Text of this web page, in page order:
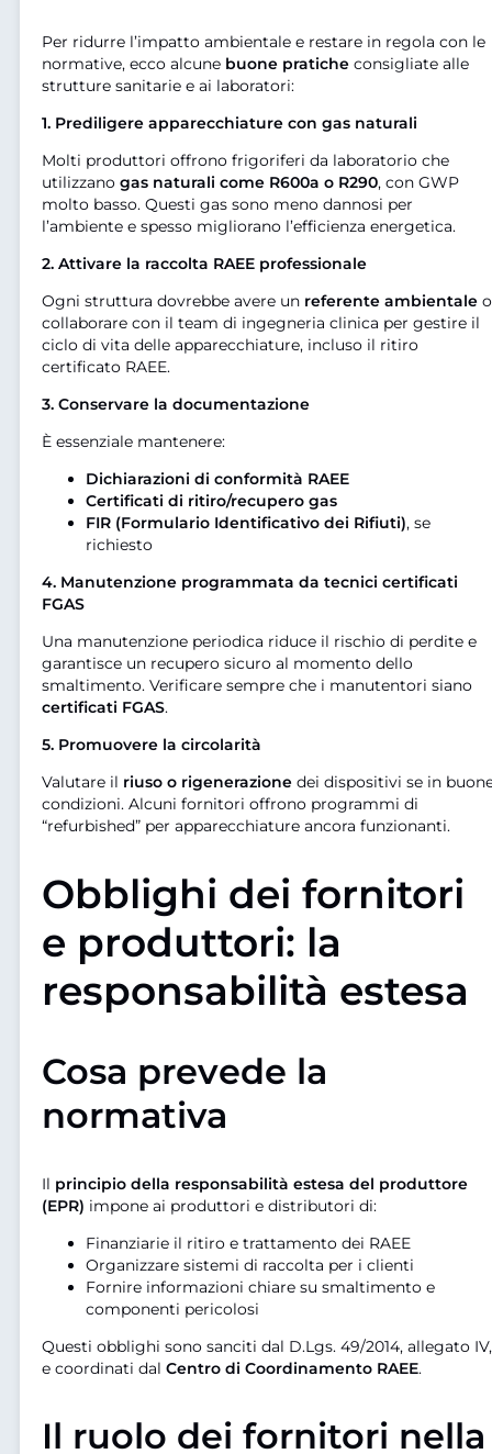
Per ridurre l’impatto ambientale e restare in regola con le
normative, ecco alcune buone pratiche consigliate alle
strutture sanitarie e ai laboratori:
1. Prediligere apparecchiature con gas naturali
Molti produttori offrono frigoriferi da laboratorio che
utilizzano gas naturali come R600a o R290, con GWP
molto basso. Questi gas sono meno dannosi per
l’ambiente e spesso migliorano l’efficienza energetica.
2. Attivare la raccolta RAEE professionale
Ogni struttura dovrebbe avere un referente ambientale o
collaborare con il team di ingegneria clinica per gestire il
ciclo di vita delle apparecchiature, incluso il ritiro
certificato RAEE.
3. Conservare la documentazione
È essenziale mantenere:
Dichiarazioni di conformità RAEE
Certificati di ritiro/recupero gas
FIR (Formulario Identificativo dei Rifiuti), se
richiesto
4. Manutenzione programmata da tecnici certificati
FGAS
Una manutenzione periodica riduce il rischio di perdite e
garantisce un recupero sicuro al momento dello
smaltimento. Verificare sempre che i manutentori siano
certificati FGAS.
5. Promuovere la circolarità
Valutare il riuso o rigenerazione dei dispositivi se in
condizioni. Alcuni fornitori offrono programmi di
“refurbished” per apparecchiature ancora funzionanti.
Obblighi dei fornitori
e produttori: la
responsabilità estesa
Cosa prevede la
normativa
Il principio della responsabilità estesa del produttore
(EPR) impone ai produttori e distributori di:
Finanziarie il ritiro e trattamento dei RAEE
Organizzare sistemi di raccolta per i clienti
Fornire informazioni chiare su smaltimento e
componenti pericolosi
Questi obblighi sono sanciti dal D.Lgs. 49/2014, allegato IV,
e coordinati dal Centro di Coordinamento RAEE.
Il ruolo dei fornitori nella